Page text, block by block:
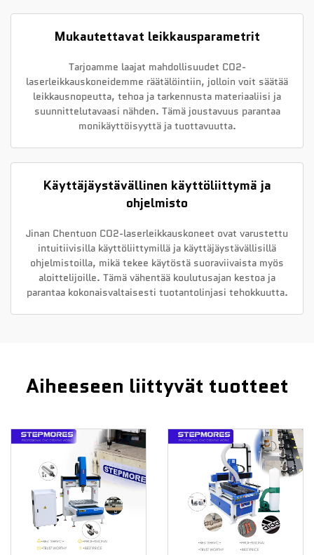
Mukautettavat leikkausparametrit
Tarjoamme laajat mahdollisuudet CO2-
laserleikkauskoneidemme räätälöintiin, jolloin voit säätää
leikkausnopeutta, tehoa ja tarkennusta materiaaliisi ja
suunnittelutavaasi nähden. Tämä joustavuus parantaa
monikäyttöisyyttä ja tuottavuutta.
Käyttäjäystävällinen käyttöliittymä ja
ohjelmisto
Jinan Chentuon CO2-laserleikkauskoneet ovat varustettu
intuitiivisilla käyttöliittymillä ja käyttäjäystävällisillä
ohjelmistoilla, mikä tekee käytöstä suoraviivaista myös
aloittelijoille. Tämä vähentää koulutusajan kestoa ja
parantaa kokonaisvaltaisesti tuotantolinjasi tehokkuutta.
Aiheeseen liittyvät tuotteet